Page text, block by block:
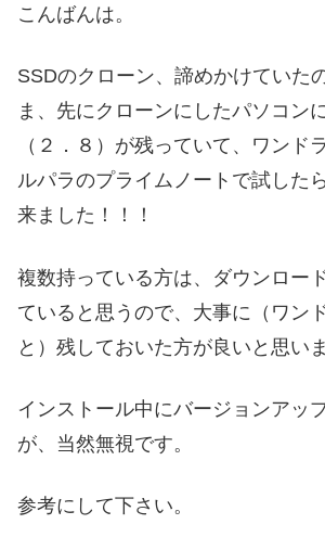
こんばんは。
SSDのクローン、諦めかけていた
ま、先にクローンにしたパソコン
（２．８）が残っていて、ワンド
ルパラのプライムノートで試した
来ました！！！
複数持っている方は、ダウンロー
ていると思うので、大事に（ワン
と）残しておいた方が良いと思いま
インストール中にバージョンアッ
が、当然無視です。
参考にして下さい。